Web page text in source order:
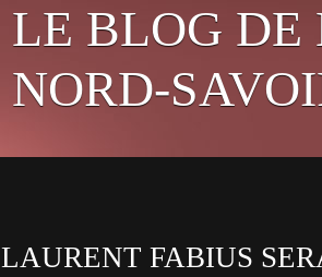
LE BLOG
NORD-
LAURENT FABIUS